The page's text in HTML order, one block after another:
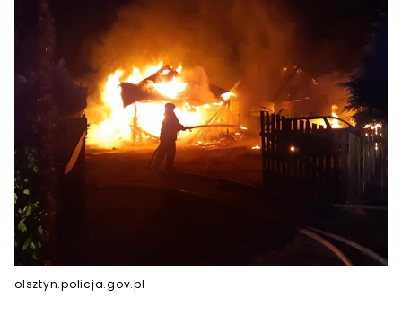
olsztyn.policja.gov.pl